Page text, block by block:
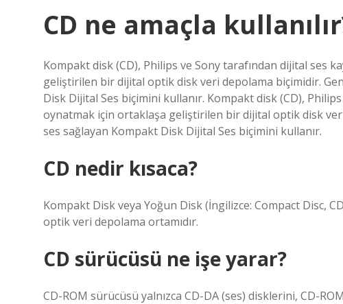
CD ne amaçla
Kompakt disk (CD), Philips ve Sony tarafından dijital ses
geliştirilen bir dijital optik disk veri depolama biçimidir.
Disk Dijital Ses biçimini kullanır. Kompakt disk (CD),
oynatmak için ortaklaşa geliştirilen bir dijital optik disk
ses sağlayan Kompakt Disk Dijital Ses biçimini kullanır.
CD nedir kısaca?
Kompakt Disk veya Yoğun Disk (İngilizce: Compact Disc,
optik veri depolama ortamıdır.
CD sürücüsü ne işe yarar?
CD-ROM sürücüsü yalnızca CD-DA (ses) disklerini, CD-